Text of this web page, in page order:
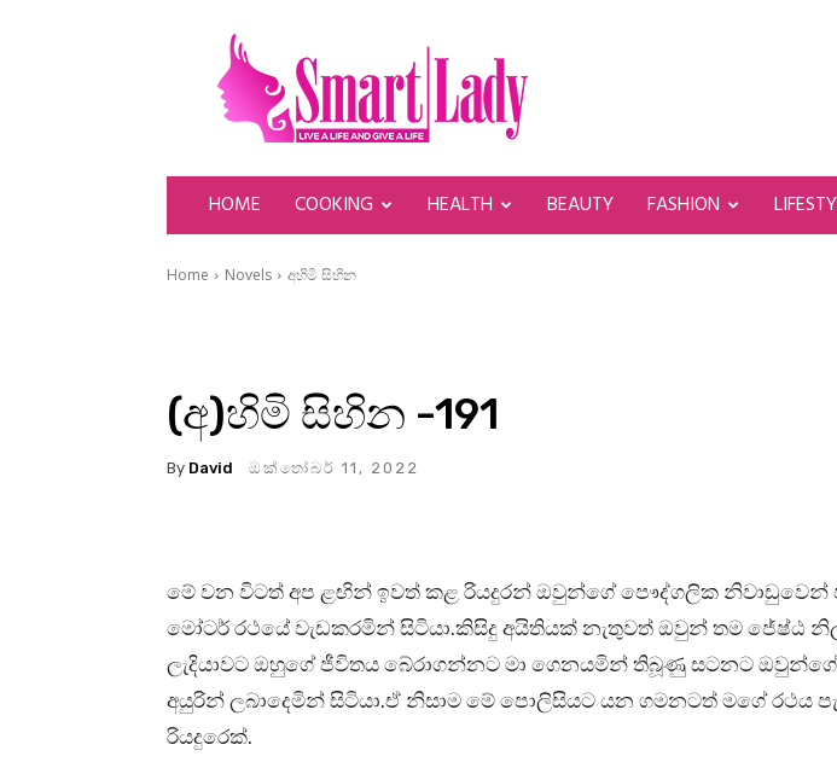
SmartLady
HOME COOKING HEALTH BEAUTY FASHION
Home Novels අහිමි සිහින
(අ)හිමි සිහින -191
By David ඔක්තෝබර් 11, 2022
මේ වන විටත් අප ළඟින් ඉවත් කළ රියදුරන් ඔවුන්ගේ පෞද්ගලික නිවාඩුවෙන්
මෝටර් රථයේ වැඩකරමින් සිටියා.කිසිදු අයිතියක් නැතුවත් ඔවුන් තම ජේෂ්ඨ
ලැදියාවට ඔහුගේ ජීවිතය බේරාගන්නට මා ගෙනයමින් තිබූණු සටනට ඔවුන්ගේ
අයුරින් ලබාදෙමින් සිටියා.ඒ නිසාම මේ පොලිසියට යන ගමනටත් මගේ රථය
රියදුරෙක්.